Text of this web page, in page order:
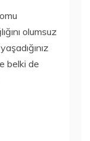
olumsuz
belki de